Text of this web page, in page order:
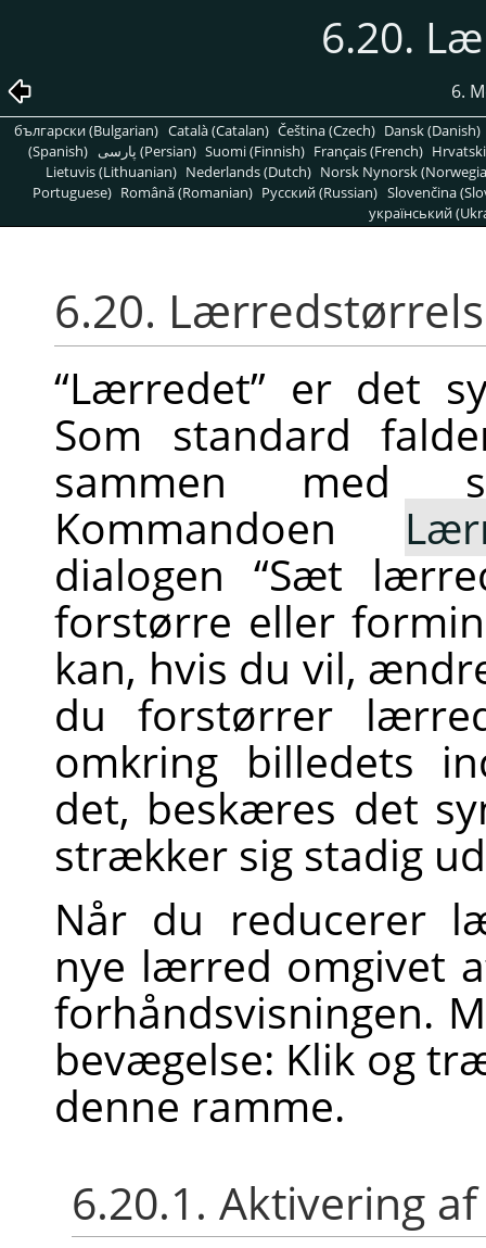
6.20.
6.
български (Bulgarian) Català (Catalan) Čeština (Czech) Dansk (Danish)
(Spanish)
پارسی (Persian) Suomi (Finnish) Français (French)
Lietuvis (Lithuanian) Nederlands (Dutch) Norsk Nynorsk
Portuguese) Română (Romanian) Pусский (Russian) Slovenčina
український
6.20.
“Lærredet” er det
Som standard
sammen med
Kommandoen
dialogen“Sæt
forstørre eller
kan, hvis du vil,
du forstørrer
omkring billedets
det, beskæres det
strækker sig stadig
Når du reducerer
nye lærred omgivet
forhåndsvisningen.
bevægelse: Klik og
denne ramme.
6.20.1. Aktivering